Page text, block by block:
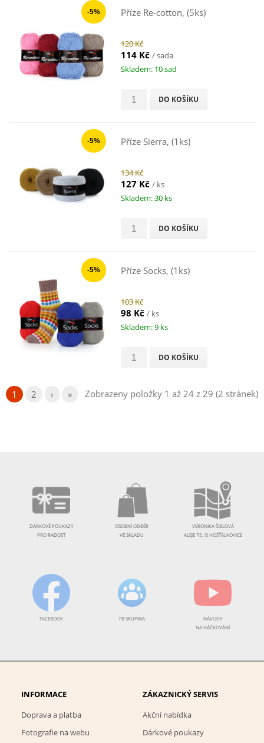
-5% Příze Re-cotton, (5ks)
120 Kč
114 Kč / sada
Skladem: 10 sad
DO KOŠÍKU
-5% Příze Sierra, (1ks)
134 Kč
127 Kč / ks
Skladem: 30 ks
DO KOŠÍKU
-5% Příze Socks, (1ks)
103 Kč
98 Kč / ks
Skladem: 9 ks
DO KOŠÍKU
1 2 › » Zobrazeny položky 1 až 24 z 29 (2 stránek)
DÁRKOVÉ POUKAZY
PRO RADOST
OSOBNÍ ODBĚR
VE SKLADU
VERONIKA ŠIBLOVÁ
ALEJE 75, !!! HOŠŤÁLKOVICE
FACEBOOK FB SKUPINA
NÁVODY
NA HÁČKOVÁNÍ
INFORMACE
Doprava a platba
Fotografie na webu
ZÁKAZNICKÝ SERVIS
Akční nabídka
Dárkové poukazy